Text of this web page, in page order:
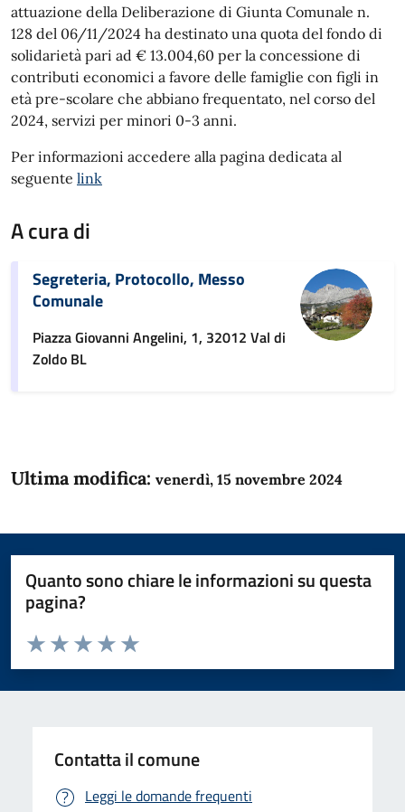
attuazione della Deliberazione di Giunta Comunale n.
128 del 06/11/2024 ha destinato una quota del fondo di
solidarietà pari ad € 13.004,60 per la concessione di
contributi economici a favore delle famiglie con figli in
età pre-scolare che abbiano frequentato, nel corso del
2024, servizi per minori 0-3 anni.
Per informazioni accedere alla pagina dedicata al
seguente link
A cura di
Segreteria, Protocollo, Messo
Comunale
Piazza Giovanni Angelini, 1, 32012 Val di
Zoldo BL
Ultima modifica: venerdì, 15 novembre 2024
Quanto sono chiare le informazioni su questa
pagina?
Domanda
Valuta da 1 a 5 stelle la pagina
Valuta 5 stelle su 5
Valuta 4 stelle su 5
Valuta 3 stelle su 5
Valuta 2 stelle su 5
Valuta 1 stelle su 5
Contatta il comune
Leggi le domande frequenti